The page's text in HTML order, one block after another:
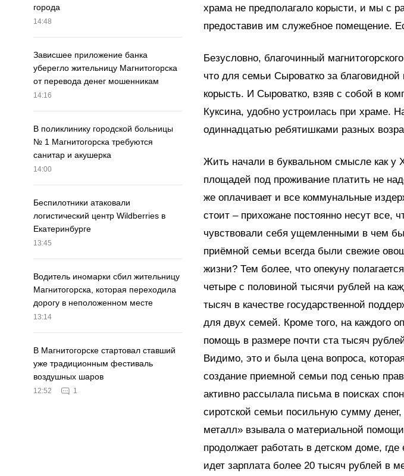
города
14:48
Зависшее приложение банка
уберегло жительницу Магнитогорска
от перевода денег мошенникам
14:16
В поликлинику городской больницы
№ 1 Магнитогорска требуются
санитар и акушерка
14:00
Беспилотники атаковали
логистический центр Wildberries в
Екатеринбурге
13:45
Водитель иномарки сбил жительницу
Магнитогорска, которая переходила
дорогу в неположенном месте
13:14
В Магнитогорске стартовал ставший
уже традиционным фестиваль
воздушных шаров
12:52 1
храма не предполагало корысти, и мы с
предоставив им служебное помещение.
Безусловно, благочинный
что для семьи Сыроватко за благовидной
корысть. И Сыроватко, взяв с собой в
Куксина, удобно устроилась при храме.
одиннадцатью ребятишками разных
Жить начали в буквальном смысле как у
площадей под проживание платить не
же оплачивает и все коммунальные
стоит – прихожане постоянно несут
чувствовали себя ущемленными в чем
приёмной семьи всегда были свежие
жизни? Тем более, что опекуну
четыре с половиной тысячи рублей на
тысяч в качестве государственной
для двух семей. Кроме того, на каждого
помощь в размере почти ста тысяч
Видимо, это и была цена вопроса,
создание приемной семьи под сенью
активно рассылала письма в поисках
сиротской семьи посильную сумму денег,
металл» взывала о материальной
продолжает работать в детском доме,
идет зарплата более 20 тысяч рублей в